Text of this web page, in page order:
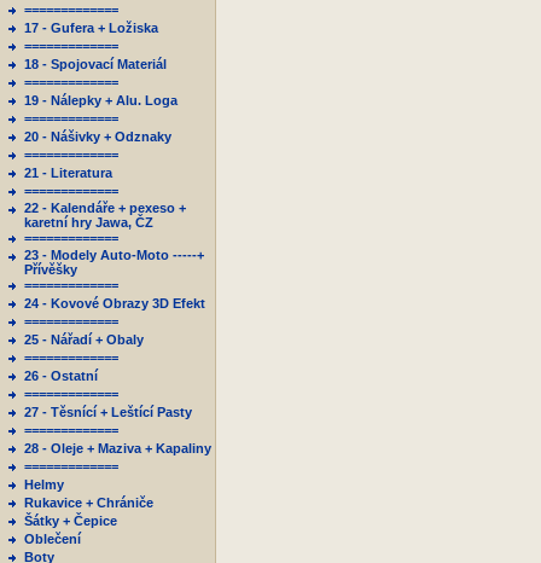
=============
17 - Gufera + Ložiska
=============
18 - Spojovací Materiál
=============
19 - Nálepky + Alu. Loga
=============
20 - Nášivky + Odznaky
=============
21 - Literatura
=============
22 - Kalendáře + pexeso +
karetní hry Jawa, ČZ
=============
23 - Modely Auto-Moto -----+
Přívěšky
=============
24 - Kovové Obrazy 3D Efekt
=============
25 - Nářadí + Obaly
=============
26 - Ostatní
=============
27 - Těsnící + Leštící Pasty
=============
28 - Oleje + Maziva + Kapaliny
=============
Helmy
Rukavice + Chrániče
Šátky + Čepice
Oblečení
Boty